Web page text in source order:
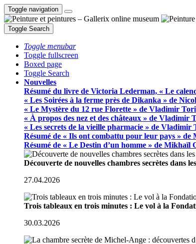
Toggle navigation
Toggle Search
Toggle menubar
Toggle fullscreen
Boxed page
Toggle Search
Nouvelles
Résumé du livre de Victoria Lederman, « Le
« Les Soirées à la ferme près de Dikanka » de
« Le Mystère du 12 rue Florette » de Vladimir
« À propos des nez et des châteaux » de Vladimir
« Les secrets de la vieille pharmacie » de Vladimir
Résumé de « Ils ont combattu pour leur pays »
Résumé de « Le Destin d’un homme » de Mikhaïl
Découverte de nouvelles chambres secrètes dans
27.04.2026
Trois tableaux en trois minutes : Le vol à la
30.03.2026